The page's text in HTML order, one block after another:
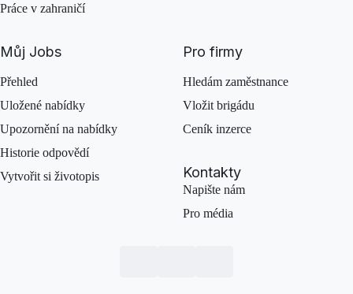
Práce v zahraničí
Můj Jobs
Přehled
Uložené nabídky
Upozornění na nabídky
Historie odpovědí
Vytvořit si životopis
Pro firmy
Hledám zaměstnance
Vložit brigádu
Ceník inzerce
Kontakty
Napište nám
Pro média